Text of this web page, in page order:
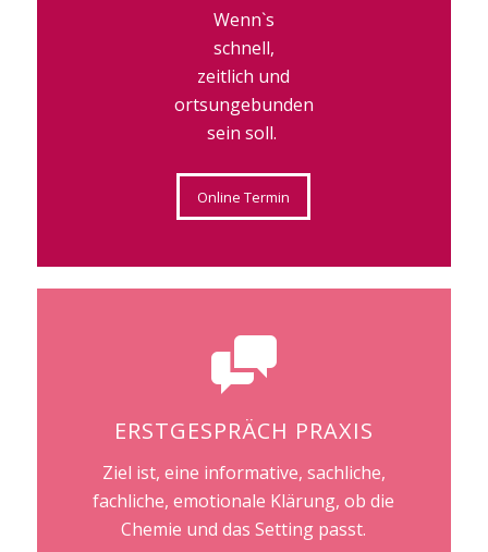
Wenn`s
schnell,
zeitlich und
ortsungebunden
sein soll.
Online Termin
ERSTGESPRÄCH PRAXIS
Ziel ist, eine informative, sachliche,
fachliche, emotionale Klärung, ob die
Chemie und das Setting passt.